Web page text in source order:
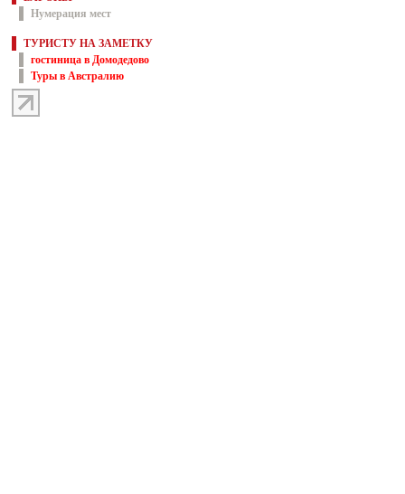
Нумерация мест
ТУРИСТУ НА ЗАМЕТКУ
гостиница в Домодедово
Туры в Австралию